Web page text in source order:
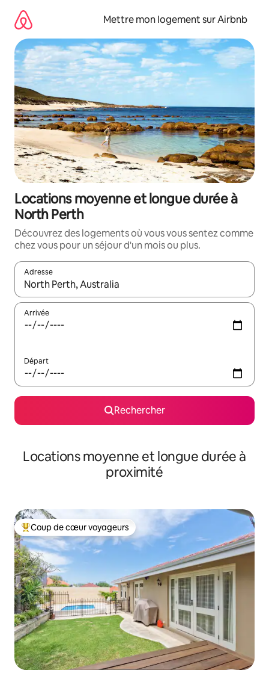
directement
contenu
Mettre mon logement sur Airbnb
Locations moyenne et longue durée à
North Perth
Découvrez des logements où vous vous sentez comme
chez vous pour un séjour d'un mois ou plus.
Adresse
Lorsque les résultats s'affichent, utilisez les flèches vers le
Arrivée
Départ
Rechercher
Locations moyenne et longue durée à
proximité
Coups de cœur voyageurs les plus appréciés
Coup de cœur voyageurs